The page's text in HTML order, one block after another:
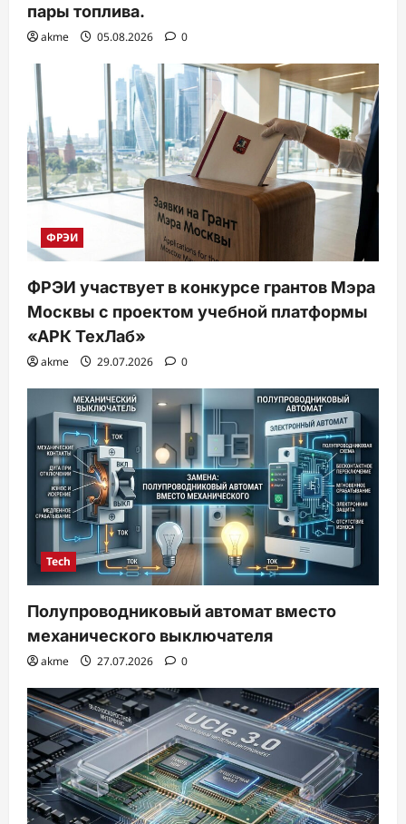
пары топлива.
akme 05.08.2026 0
ФРЭИ
ФРЭИ участвует в конкурсе грантов Мэра
Москвы с проектом учебной платформы
«АРК ТехЛаб»
akme 29.07.2026 0
Tech
Полупроводниковый автомат вместо
механического выключателя
akme 27.07.2026 0